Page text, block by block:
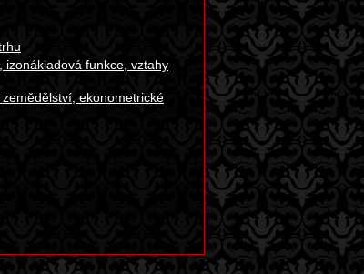
funkce, vztahy
ekonometrické